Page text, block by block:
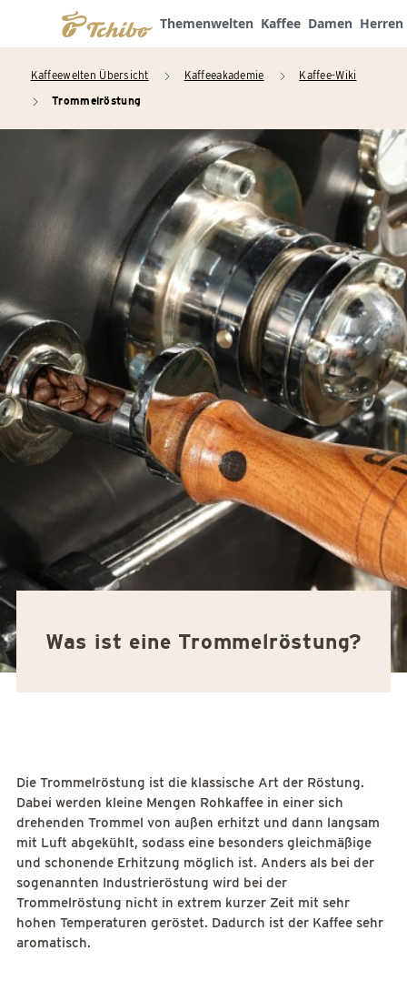
Themenwelten Kaffee Damen Herren
Kaffeewelten Übersicht arrow_right Kaffeeakademie arrow_right Kaffee-Wiki
arrow_right Trommelröstung
Was ist eine Trommelröstung?
Die Trommelröstung ist die klassische Art der Röstung.
Dabei werden kleine Mengen Rohkaffee in einer sich
drehenden Trommel von außen erhitzt und dann langsam
mit Luft abgekühlt, sodass eine besonders gleichmäßige
und schonende Erhitzung möglich ist. Anders als bei der
sogenannten Industrieröstung wird bei der
Trommelröstung nicht in extrem kurzer Zeit mit sehr
hohen Temperaturen geröstet. Dadurch ist der Kaffee sehr
aromatisch.